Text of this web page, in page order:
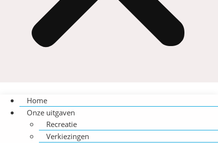
Home
Onze uitgaven
Recreatie
Verkiezingen